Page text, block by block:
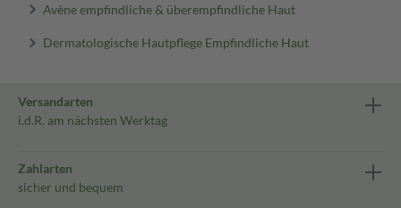
Avène empfindliche & überempfindliche Haut
Dermatologische Hautpflege Empfindliche Haut
Versandarten
i.d.R. am nächsten Werktag
Zahlarten
sicher und bequem